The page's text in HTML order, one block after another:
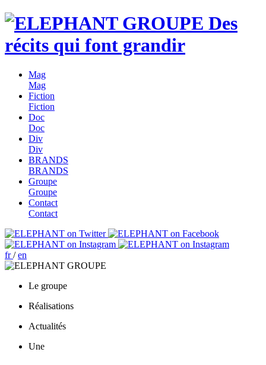
Des
récits qui font grandir
Mag
Mag
Fiction
Fiction
Doc
Doc
Div
Div
BRANDS
BRANDS
Groupe
Groupe
Contact
Contact
fr/ en
Le groupe
Réalisations
Actualités
Une